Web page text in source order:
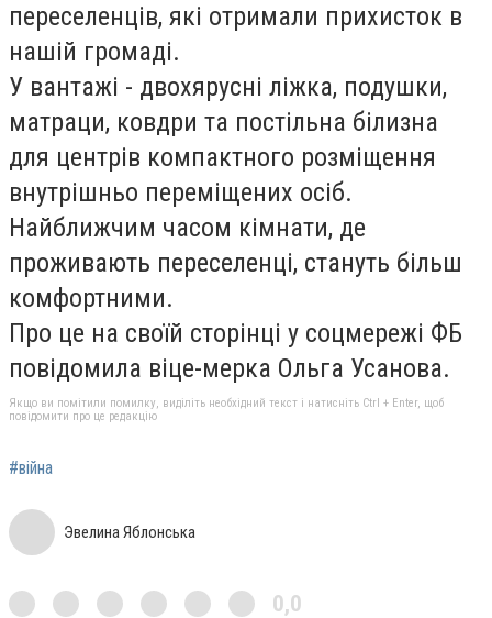
переселенців, які отримали прихисток в
нашій громаді.
У вантажі - двохярусні ліжка, подушки,
матраци, ковдри та постільна білизна
для центрів компактного розміщення
внутрішньо переміщених осіб.
Найближчим часом кімнати, де
проживають переселенці, стануть більш
комфортними.
Про це на своїй сторінці у соцмережі ФБ
повідомила віце-мерка Ольга Усанова.
Якщо ви помітили помилку, виділіть необхідний текст і натисніть Ctrl + Enter, щоб
повідомити про це редакцію
#війна
Эвелина Яблонська
0,0